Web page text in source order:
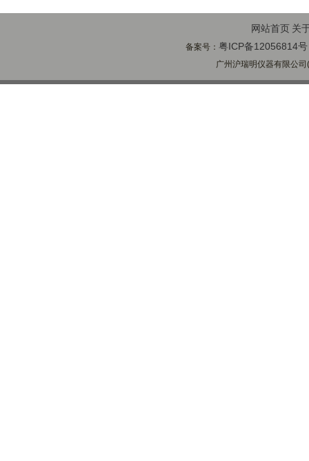
网站首页 关
备案号： 粤ICP备12056814号
广州沪瑞明仪器有限公